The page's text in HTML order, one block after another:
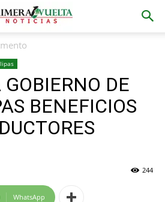
DE
BENEFICIOS
244
WhatsApp